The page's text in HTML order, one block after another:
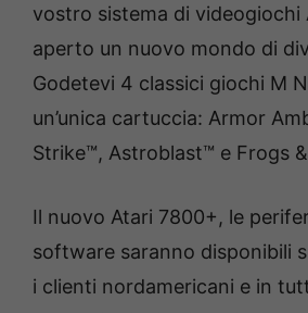
vostro sistema di videogiochi
aperto un nuovo mondo di
Godetevi 4 classici giochi M
un’unica cartuccia: Armor
Strike™, Astroblast™ e Frogs
Il nuovo Atari 7800+, le
software saranno disponibili
i clienti nordamericani e in